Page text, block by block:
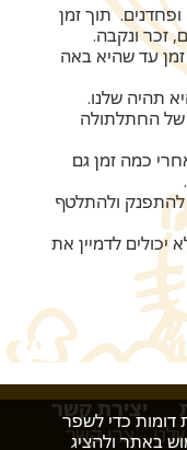
ופחדנים. תוך זמן
זכר ונקבה.
עד שהיא באה
תהיה שלנו.
של החתלתולה
כמה זמן גם
להתפנק ולהתלטף
יכולים לדמיין את
יצירת קשר
צרו קשר
דומות כדי לשפר
באתר ולהציג